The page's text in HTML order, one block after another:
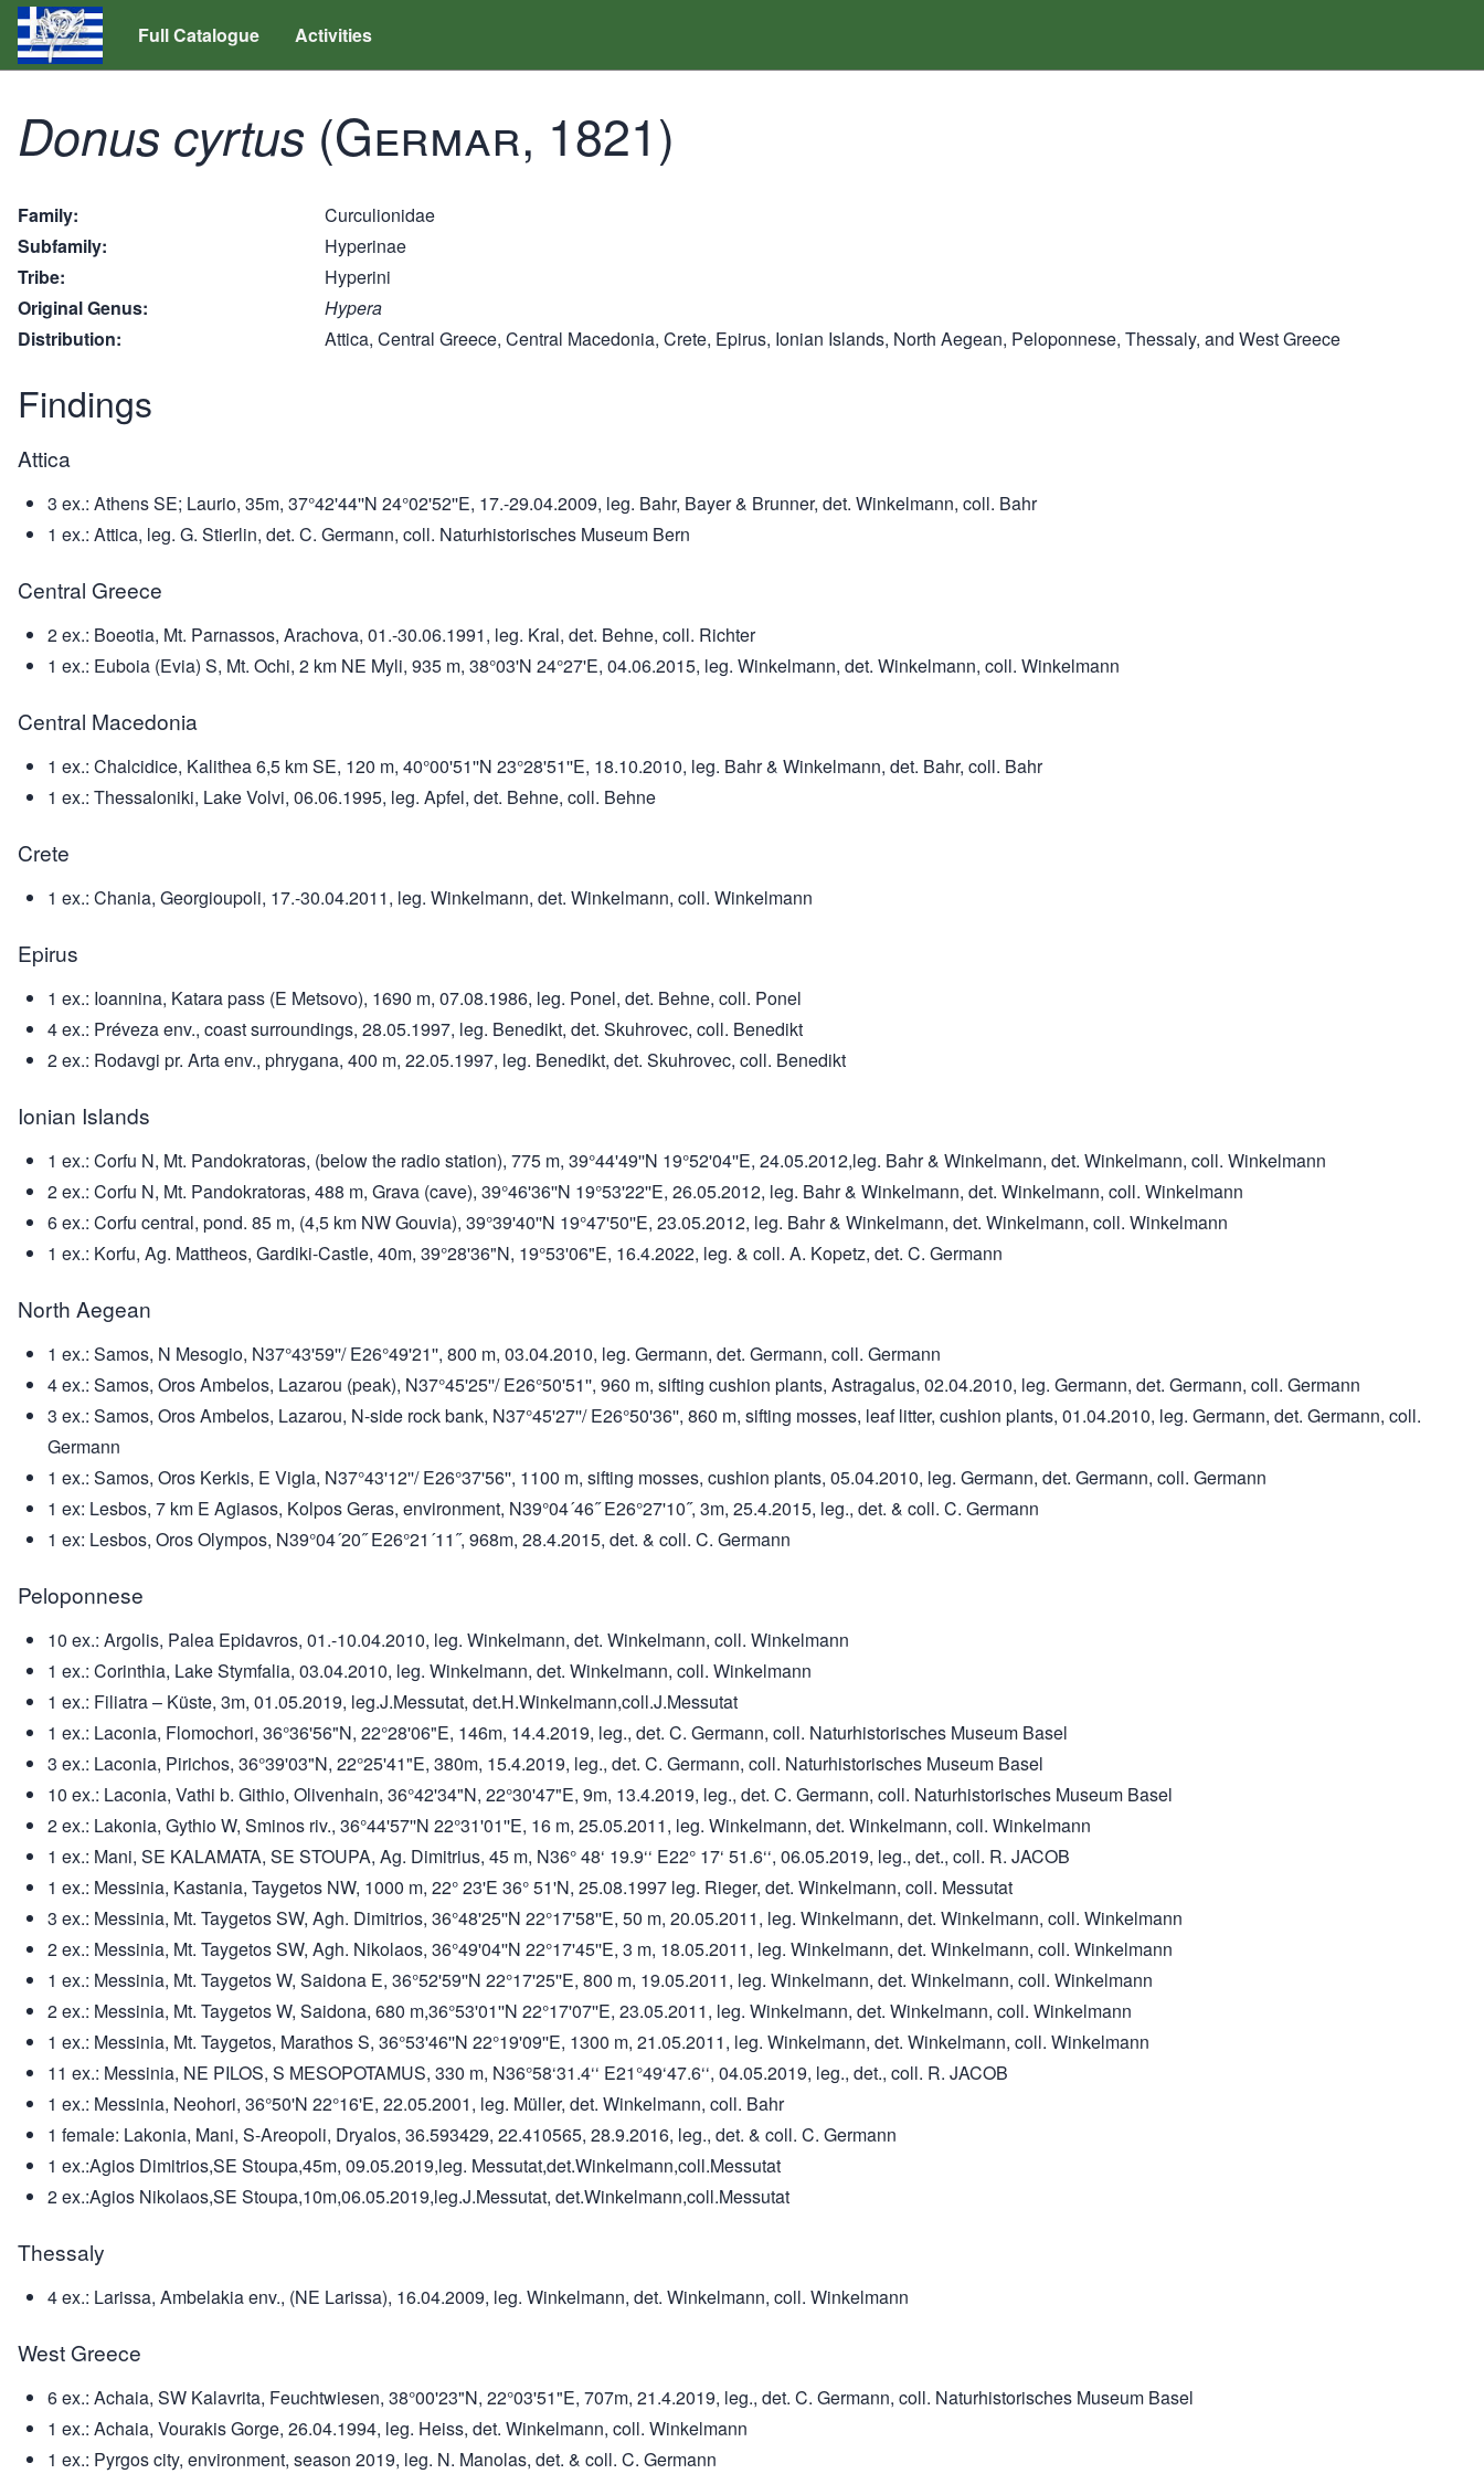
Full Catalogue Activities
Donus cyrtus (Germar, 1821)
Family
Curculionidae
Subfamily
Hyperinae
Tribe
Hyperini
Original Genus
Hypera
Distribution
Attica, Central Greece, Central Macedonia, Crete, Epirus, Ionian Islands, North Aegean, Peloponnese, Thessaly, and West Greece
Findings
Attica
3 ex.: Athens SE; Laurio, 35m, 37°42'44''N 24°02'52''E, 17.-29.04.2009, leg. Bahr, Bayer & Brunner, det. Winkelmann, coll. Bahr
1 ex.: Attica, leg. G. Stierlin, det. C. Germann, coll. Naturhistorisches Museum Bern
Central Greece
2 ex.: Boeotia, Mt. Parnassos, Arachova, 01.-30.06.1991, leg. Kral, det. Behne, coll. Richter
1 ex.: Euboia (Evia) S, Mt. Ochi, 2 km NE Myli, 935 m, 38°03'N 24°27'E, 04.06.2015, leg. Winkelmann, det. Winkelmann, coll. Winkelmann
Central Macedonia
1 ex.: Chalcidice, Kalithea 6,5 km SE, 120 m, 40°00'51''N 23°28'51''E, 18.10.2010, leg. Bahr & Winkelmann, det. Bahr, coll. Bahr
1 ex.: Thessaloniki, Lake Volvi, 06.06.1995, leg. Apfel, det. Behne, coll. Behne
Crete
1 ex.: Chania, Georgioupoli, 17.-30.04.2011, leg. Winkelmann, det. Winkelmann, coll. Winkelmann
Epirus
1 ex.: Ioannina, Katara pass (E Metsovo), 1690 m, 07.08.1986, leg. Ponel, det. Behne, coll. Ponel
4 ex.: Préveza env., coast surroundings, 28.05.1997, leg. Benedikt, det. Skuhrovec, coll. Benedikt
2 ex.: Rodavgi pr. Arta env., phrygana, 400 m, 22.05.1997, leg. Benedikt, det. Skuhrovec, coll. Benedikt
Ionian Islands
1 ex.: Corfu N, Mt. Pandokratoras, (below the radio station), 775 m, 39°44'49''N 19°52'04''E, 24.05.2012,leg. Bahr & Winkelmann, det. Winkelmann, coll. Winkelmann
2 ex.: Corfu N, Mt. Pandokratoras, 488 m, Grava (cave), 39°46'36''N 19°53'22''E, 26.05.2012, leg. Bahr & Winkelmann, det. Winkelmann, coll. Winkelmann
6 ex.: Corfu central, pond. 85 m, (4,5 km NW Gouvia), 39°39'40''N 19°47'50''E, 23.05.2012, leg. Bahr & Winkelmann, det. Winkelmann, coll. Winkelmann
1 ex.: Korfu, Ag. Mattheos, Gardiki-Castle, 40m, 39°28'36"N, 19°53'06"E, 16.4.2022, leg. & coll. A. Kopetz, det. C. Germann
North Aegean
1 ex.: Samos, N Mesogio, N37°43'59''/ E26°49'21'', 800 m, 03.04.2010, leg. Germann, det. Germann, coll. Germann
4 ex.: Samos, Oros Ambelos, Lazarou (peak), N37°45'25''/ E26°50'51'', 960 m, sifting cushion plants, Astragalus, 02.04.2010, leg. Germann, det. Germann, coll. Germann
3 ex.: Samos, Oros Ambelos, Lazarou, N-side rock bank, N37°45'27''/ E26°50'36'', 860 m, sifting mosses, leaf litter, cushion plants, 01.04.2010, leg. Germann, det. Germann, coll.
Germann
1 ex.: Samos, Oros Kerkis, E Vigla, N37°43'12''/ E26°37'56'', 1100 m, sifting mosses, cushion plants, 05.04.2010, leg. Germann, det. Germann, coll. Germann
1 ex: Lesbos, 7 km E Agiasos, Kolpos Geras, environment, N39°04´46˝ E26°27'10˝, 3m, 25.4.2015, leg., det. & coll. C. Germann
1 ex: Lesbos, Oros Olympos, N39°04´20˝ E26°21´11˝, 968m, 28.4.2015, det. & coll. C. Germann
Peloponnese
10 ex.: Argolis, Palea Epidavros, 01.-10.04.2010, leg. Winkelmann, det. Winkelmann, coll. Winkelmann
1 ex.: Corinthia, Lake Stymfalia, 03.04.2010, leg. Winkelmann, det. Winkelmann, coll. Winkelmann
1 ex.: Filiatra – Küste, 3m, 01.05.2019, leg.J.Messutat, det.H.Winkelmann,coll.J.Messutat
1 ex.: Laconia, Flomochori, 36°36'56"N, 22°28'06"E, 146m, 14.4.2019, leg., det. C. Germann, coll. Naturhistorisches Museum Basel
3 ex.: Laconia, Pirichos, 36°39'03"N, 22°25'41"E, 380m, 15.4.2019, leg., det. C. Germann, coll. Naturhistorisches Museum Basel
10 ex.: Laconia, Vathi b. Githio, Olivenhain, 36°42'34"N, 22°30'47"E, 9m, 13.4.2019, leg., det. C. Germann, coll. Naturhistorisches Museum Basel
2 ex.: Lakonia, Gythio W, Sminos riv., 36°44'57''N 22°31'01''E, 16 m, 25.05.2011, leg. Winkelmann, det. Winkelmann, coll. Winkelmann
1 ex.: Mani, SE KALAMATA, SE STOUPA, Ag. Dimitrius, 45 m, N36° 48‘ 19.9‘‘ E22° 17‘ 51.6‘‘, 06.05.2019, leg., det., coll. R. JACOB
1 ex.: Messinia, Kastania, Taygetos NW, 1000 m, 22° 23'E 36° 51'N, 25.08.1997 leg. Rieger, det. Winkelmann, coll. Messutat
3 ex.: Messinia, Mt. Taygetos SW, Agh. Dimitrios, 36°48'25''N 22°17'58''E, 50 m, 20.05.2011, leg. Winkelmann, det. Winkelmann, coll. Winkelmann
2 ex.: Messinia, Mt. Taygetos SW, Agh. Nikolaos, 36°49'04''N 22°17'45''E, 3 m, 18.05.2011, leg. Winkelmann, det. Winkelmann, coll. Winkelmann
1 ex.: Messinia, Mt. Taygetos W, Saidona E, 36°52'59''N 22°17'25''E, 800 m, 19.05.2011, leg. Winkelmann, det. Winkelmann, coll. Winkelmann
2 ex.: Messinia, Mt. Taygetos W, Saidona, 680 m,36°53'01''N 22°17'07''E, 23.05.2011, leg. Winkelmann, det. Winkelmann, coll. Winkelmann
1 ex.: Messinia, Mt. Taygetos, Marathos S, 36°53'46''N 22°19'09''E, 1300 m, 21.05.2011, leg. Winkelmann, det. Winkelmann, coll. Winkelmann
11 ex.: Messinia, NE PILOS, S MESOPOTAMUS, 330 m, N36°58‘31.4‘‘ E21°49‘47.6‘‘, 04.05.2019, leg., det., coll. R. JACOB
1 ex.: Messinia, Neohori, 36°50'N 22°16'E, 22.05.2001, leg. Müller, det. Winkelmann, coll. Bahr
1 female: Lakonia, Mani, S-Areopoli, Dryalos, 36.593429, 22.410565, 28.9.2016, leg., det. & coll. C. Germann
1 ex.:Agios Dimitrios,SE Stoupa,45m, 09.05.2019,leg. Messutat,det.Winkelmann,coll.Messutat
2 ex.:Agios Nikolaos,SE Stoupa,10m,06.05.2019,leg.J.Messutat, det.Winkelmann,coll.Messutat
Thessaly
4 ex.: Larissa, Ambelakia env., (NE Larissa), 16.04.2009, leg. Winkelmann, det. Winkelmann, coll. Winkelmann
West Greece
6 ex.: Achaia, SW Kalavrita, Feuchtwiesen, 38°00'23"N, 22°03'51"E, 707m, 21.4.2019, leg., det. C. Germann, coll. Naturhistorisches Museum Basel
1 ex.: Achaia, Vourakis Gorge, 26.04.1994, leg. Heiss, det. Winkelmann, coll. Winkelmann
1 ex.: Pyrgos city, environment, season 2019, leg. N. Manolas, det. & coll. C. Germann